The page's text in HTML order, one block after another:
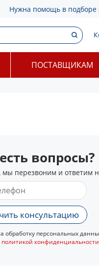
Нужна помощь в подборе
ПОСТАВЩИКАМ
вопросы?
мы перезвоним и ответим
консультацию
обработку персональных
политикой конфиденциальности